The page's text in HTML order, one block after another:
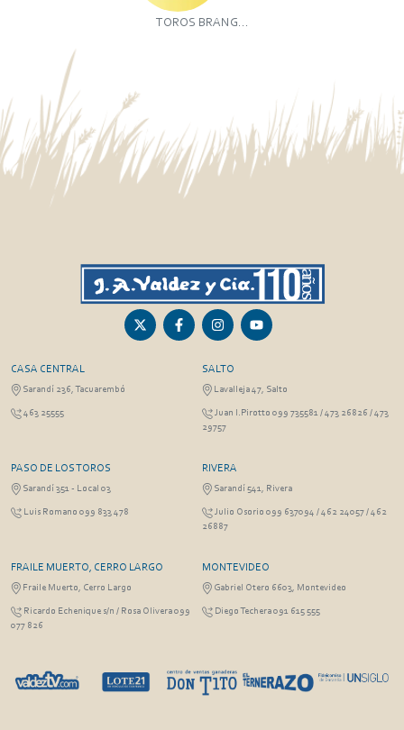
TOROS BRANG...
CASA CENTRAL
Sarandí 236, Tacuarembó
463 25555
SALTO
Lavalleja 47, Salto
Juan I.Pirotto 099 735581 / 473 26826 / 473
29757
PASO DE LOS TOROS
Sarandí 351 - Local 03
Luis Romano 099 833 478
RIVERA
Sarandí 541, Rivera
Julio Osorio 099 637094 / 462 24057 / 462
26887
FRAILE MUERTO, CERRO LARGO
Fraile Muerto, Cerro Largo
Ricardo Echenique s/n / Rosa Olivera 099
077 826
MONTEVIDEO
Gabriel Otero 6603, Montevideo
Diego Techera 091 615 555